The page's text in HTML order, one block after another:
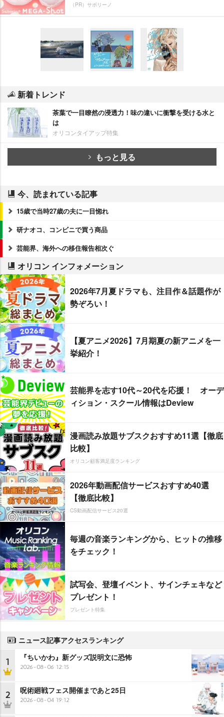
（PR）サボリーノ
新着トレンド
茶葉で一目瞭然の浸透力！味の違いに衝撃を受ける水と
は
オリコンタイアップ特集
もっと見る
今、読まれている記事
15歳で当時27歳の夫に一目惚れ
研ナオコ、コンビニで買う商品
芸能界、海外への移住報告相次ぐ
オリコン インフォメーション
2026年7月夏ドラマも、注目作＆話題作が
勢ぞろい！
【夏アニメ2026】7月期夏の新アニメを一
挙紹介！
芸能界を志す10代～20代を応援！ オーデ
ィション・スクール情報はDeview
漫画読み放題サブスクおすすめ11選【徹底
比較】
オリコン顧客満足度ランキング
2026年動画配信サービスおすすめ40選
【徹底比較】
CS動画配信サービス20選
毎週の音楽ランキングから、ヒットの推移
をチェック！
試写会、登壇イベント、サインチェキなど
プレゼント！
プレゼント特集
ニュース記事アクセスランキング
1 『ちいかわ』新グッズ説明文に恐怖
2026-08-06 12:15
2 呪術廻戦フェス開催まであと25日
2026-08-04 19:12